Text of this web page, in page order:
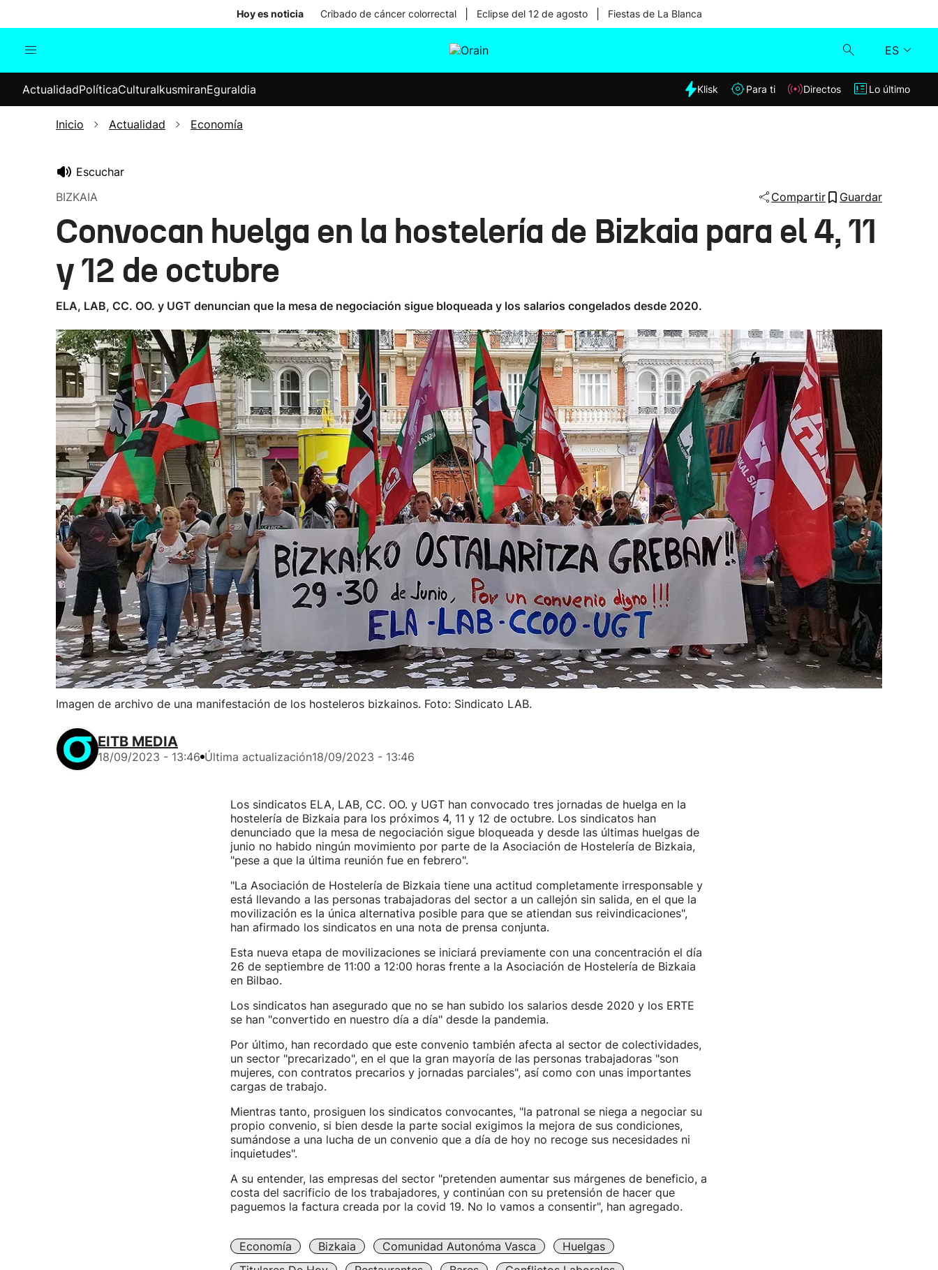
Hoy es noticia Cribado de cáncer colorrectal Eclipse del 12 de agosto Fiestas de La Blanca
ES
Internacional
Elecciones
Klisk
Lo último
ActualidadPolíticaCulturaIkusmiranEguraldia Klisk Para ti Directos Lo último
Inicio Actualidad Economía
Escuchar
BIZKAIA
Compartir Guardar
Convocan huelga en la hostelería de Bizkaia para el 4, 11
y 12 de octubre
ELA, LAB, CC. OO. y UGT denuncian que la mesa de negociación sigue bloqueada y los salarios congelados desde 2020.
Imagen de archivo de una manifestación de los hosteleros bizkainos. Foto: Sindicato LAB.
EITB MEDIA
18/09/2023 - 13:46 Última actualización18/09/2023 - 13:46
Los sindicatos ELA, LAB, CC. OO. y UGT han convocado tres jornadas de huelga en la
hostelería de Bizkaia para los próximos 4, 11 y 12 de octubre. Los sindicatos han
denunciado que la mesa de negociación sigue bloqueada y desde las últimas huelgas de
junio no habido ningún movimiento por parte de la Asociación de Hostelería de Bizkaia,
"pese a que la última reunión fue en febrero".
"La Asociación de Hostelería de Bizkaia tiene una actitud completamente irresponsable y
está llevando a las personas trabajadoras del sector a un callejón sin salida, en el que la
movilización es la única alternativa posible para que se atiendan sus reivindicaciones",
han afirmado los sindicatos en una nota de prensa conjunta.
Esta nueva etapa de movilizaciones se iniciará previamente con una concentración el día
26 de septiembre de 11:00 a 12:00 horas frente a la Asociación de Hostelería de Bizkaia
en Bilbao.
Los sindicatos han asegurado que no se han subido los salarios desde 2020 y los ERTE
se han "convertido en nuestro día a día" desde la pandemia.
Por último, han recordado que este convenio también afecta al sector de colectividades,
un sector "precarizado", en el que la gran mayoría de las personas trabajadoras "son
mujeres, con contratos precarios y jornadas parciales", así como con unas importantes
cargas de trabajo.
Mientras tanto, prosiguen los sindicatos convocantes, "la patronal se niega a negociar su
propio convenio, si bien desde la parte social exigimos la mejora de sus condiciones,
sumándose a una lucha de un convenio que a día de hoy no recoge sus necesidades ni
inquietudes".
A su entender, las empresas del sector "pretenden aumentar sus márgenes de beneficio, a
costa del sacrificio de los trabajadores, y continúan con su pretensión de hacer que
paguemos la factura creada por la covid 19. No lo vamos a consentir", han agregado.
Economía Bizkaia Comunidad Autonóma Vasca
Huelgas